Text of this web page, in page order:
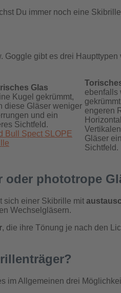
Du immer noch eine
Goggle gibt es drei Haupttypen
Glas
Kugel gekrümmt,
diese Gläser weniger
und ein
Sichtfeld.
ebenfalls
engeren
Gläser
Sichtfeld.
oder phototrope
sich einer Skibrille mit
Wechselgläsern.
, die ihre Tönung je nach den
im Allgemeinen drei